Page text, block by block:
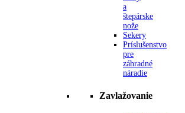
a
štepárske
nože
Sekery
Príslušenstvo
pre
záhradné
náradie
Zavlažovanie